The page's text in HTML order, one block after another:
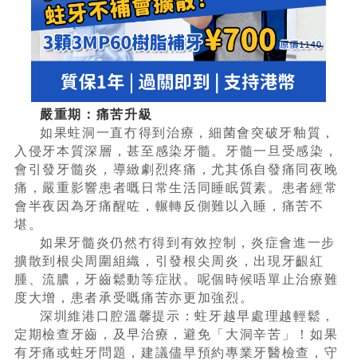
嚴重期：痛苦升級
如果蛀洞一直冇得到治療，細菌會突破牙釉質，
入侵牙本質深層，甚至感染牙髓。牙髓一旦受感染，
會引發牙髓炎，導緻劇烈疼痛，尤其係自發痛同夜晚
痛，嚴重影響患者嘅日常生活同睡眠質素。患者經常
會半夜因為牙痛醒咗，輾轉反側難以入睡，痛苦不
堪。
如果牙髓炎仍然冇得到有效控制，炎症會進一步
擴散到根尖周圍組織，引發根尖周炎，出現牙齦紅
腫、流膿，牙齒鬆動等症狀。呢個時候唔單止治療難
度大增，患者承受嘅痛苦亦更加強烈。
深圳維港口腔溫馨提示：蛀牙越早處理越輕鬆，
定期檢查牙齒，及早治療，避免「大洞辛苦」！如果
有牙痛或蛀牙問題，建議儘早預約專業牙醫檢查，守